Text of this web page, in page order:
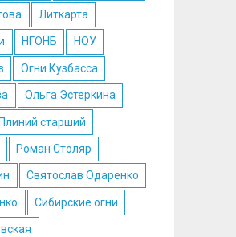
Литкарта
НГОНБ НОУ
Огни Кузбасса
Ольга Эстеркина
старший
Роман Столяр
Святослав Одаренко
Сибирские огни